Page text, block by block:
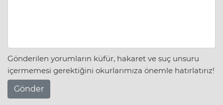
Gönderilen yorumların küfür, hakaret ve suç unsuru
içermemesi gerektiğini okurlarımıza önemle hatırlatırız!
Gönder